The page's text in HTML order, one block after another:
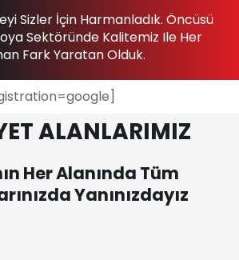
Sizler İçin Harmanladık. Öncüsü
Sektöründe Kalitemiz Ile Her
Fark Yaratan Olduk.
ALANLARIMIZ
Her Alanında Tüm
Yanınızdayız